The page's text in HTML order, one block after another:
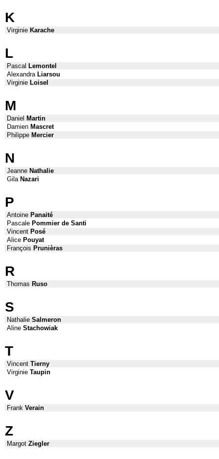
K
Virginie Karache
L
Pascal Lemontel
Alexandra Liarsou
Virginie Loisel
M
Daniel Martin
Damien Mascret
Philippe Mercier
N
Jeanne Nathalie
Gila Nazari
P
Antoine Panaité
Pascale Pommier de Santi
Vincent Posé
Alice Pouyat
François Prunièras
R
Thomas Ruso
S
Nathalie Salmeron
Aline Stachowiak
T
Vincent Tierny
Virginie Taupin
V
Frank Verain
Z
Margot Ziegler